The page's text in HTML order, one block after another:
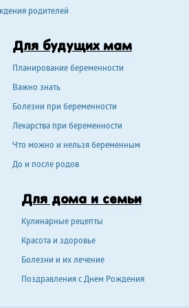
родителей
Для будущих мам
Планирование беременности
Важно знать
Болезни при беременности
Лекарства при беременности
Что можно и нельзя беременным
До и после родов
Для дома и семьи
Кулинарные рецепты
Красота и здоровье
Болезни и их лечение
Поздравления с Днем Рождения